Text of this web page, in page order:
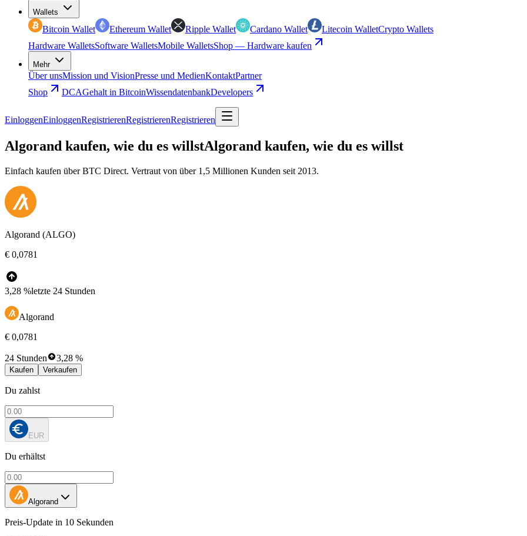
Wallets
Bitcoin Wallet Ethereum Wallet Ripple Wallet Cardano Wallet Litecoin WalletCrypto Wallets
Hardware WalletsSoftware WalletsMobile WalletsShop — Hardware kaufen
Mehr
Über unsMission und VisionPresse und MedienKontaktPartner
Shop
DCAGehalt in BitcoinWissendatenbankDevelopers
EinloggenEinloggenRegistrierenRegistrierenRegistrieren
Algorand kaufen, wie du es willstAlgorand kaufen, wie du es willst
Einfach kaufen über BTC Direct. Vertraut von über 1,5 Millionen Kunden seit 2013.
Algorand (ALGO)
€ 0,0781
3,28 %letzte 24 Stunden
Algorand
€ 0,0781
24 Stunden 3,28 %
Kaufen Verkaufen
Du zahlst
EUR
Du erhältst
Algorand
Preis-Update in 10 Sekunden